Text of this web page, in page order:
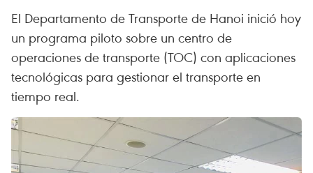
El Departamento de Transporte de Hanoi inició hoy
un programa piloto sobre un centro de
operaciones de transporte (TOC) con aplicaciones
tecnológicas para gestionar el transporte en
tiempo real.